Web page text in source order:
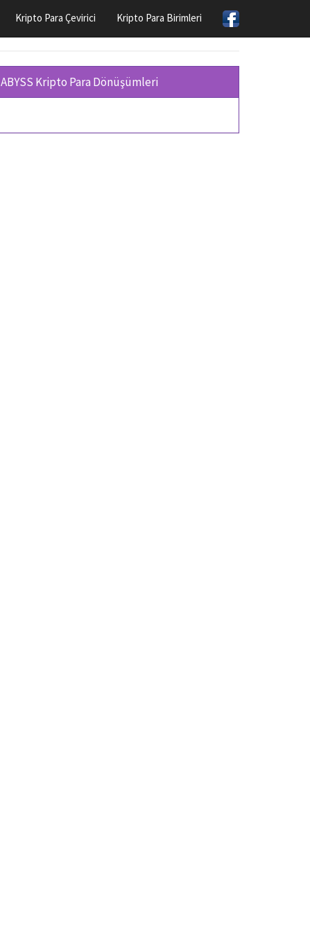
Kripto Para Çevirici Kripto Para Birimleri
ABYSS Kripto Para Dönüşümleri